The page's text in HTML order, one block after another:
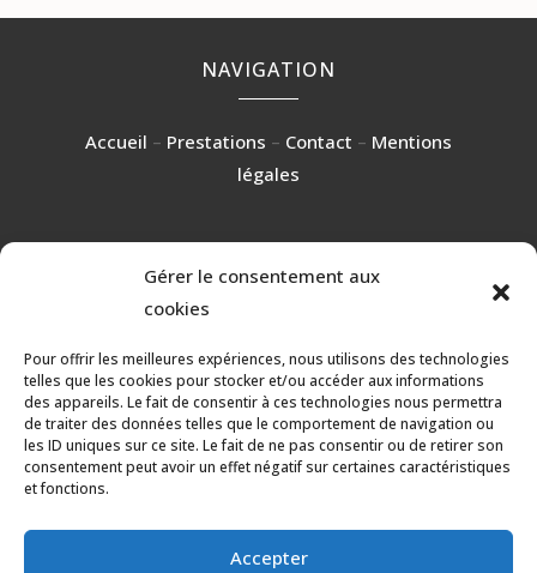
Gérer le consentement aux
cookies
Pour offrir les meilleures expériences, nous utilisons des technologies
telles que les cookies pour stocker et/ou accéder aux informations
des appareils. Le fait de consentir à ces technologies nous permettra
de traiter des données telles que le comportement de navigation ou
les ID uniques sur ce site. Le fait de ne pas consentir ou de retirer son
consentement peut avoir un effet négatif sur certaines caractéristiques
et fonctions.
Accepter
NAVIGATION
Accueil – Prestations – Contact – Mentions
légales
RÉALISATION